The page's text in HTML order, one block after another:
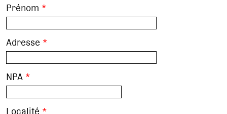
Prénom *
Adresse *
NPA *